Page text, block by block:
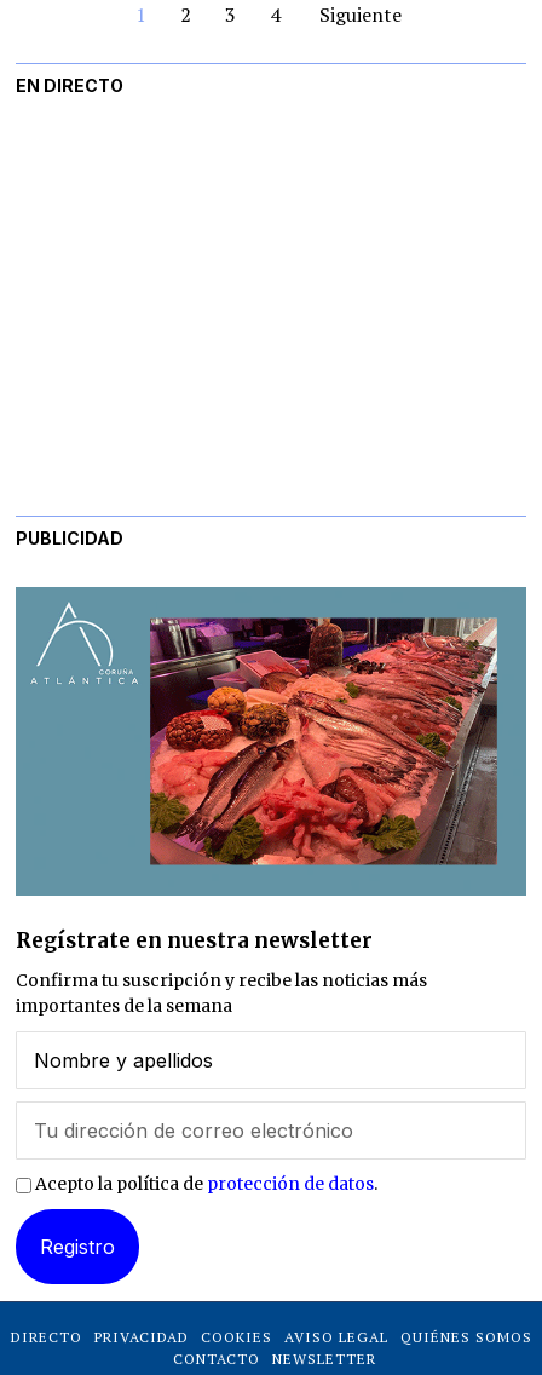
1 2 3 4 Siguiente
EN DIRECTO
PUBLICIDAD
Regístrate en nuestra newsletter
Confirma tu suscripción y recibe las noticias más
importantes de la semana
Acepto la política de protección de datos.
DIRECTO PRIVACIDAD COOKIES AVISO LEGAL
QUIÉNES SOMOS
CONTACTO
NEWSLETTER